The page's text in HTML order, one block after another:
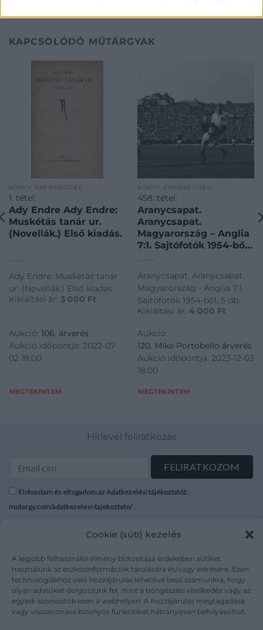
Cookie (süti) kezelés
A legjobb felhasználói élmény biztosítása érdekében sütiket
használunk az eszközinformációk tárolására és/vagy elérésére. Ezen
technológiákhoz való hozzájárulás lehetővé teszi számunkra, hogy
olyan adatokat dolgozzunk fel, mint a böngészési viselkedés vagy az
egyedi azonosítók ezen a webhelyen. A hozzájárulás megtagadása
vagy visszavonása bizonyos funkciókat hátrányosan befolyásolhat.
KAPCSOLÓDÓ MŰTÁRGYAK
KÖNYV, PAPÍRRÉGISÉG
1. tétel:
Ady Endre Ady Endre:
Muskétás tanár ur.
(Novellák.) Első kiadás.
Ady Endre: Muskétás tanár
ur. (Novellák.) Első kiadás.
Kikiáltási ár: 3 000 Ft
Aukció: 106. árverés
Aukció időpontja: 2022-07-
02 18:00
MEGTEKINTEM
KÖNYV, PAPÍRRÉGISÉG
458. tétel:
Aranycsapat.
Aranycsapat.
Magyarország – Anglia
7:1. Sajtófotók 1954-ből,
Aranycsapat. Aranycsapat.
Magyarország - Anglia 7:1.
Sajtófotók 1954-ből, 5 db.
Kikiáltási ár: 4 000 Ft
Aukció:
120. Mike Portobello árverés
Aukció időpontja: 2023-12-03
18:00
MEGTEKINTEM
Hírlevél feliratkozás
Elolvastam és elfogadom az Adatkezelési tájékoztatót:
mutargy.com/adatkezelesi-tajekoztato/
Karrier
Kapcsolat
Áraink
Adatvédelem
Impresszum
Kövesse a műtárgy.com-ot